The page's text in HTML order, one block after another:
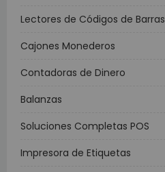
Lectores de Códigos de Barras
Cajones Monederos
Contadoras de Dinero
Balanzas
Soluciones Completas POS
Impresora de Etiquetas